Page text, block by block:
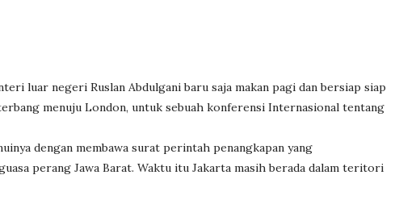
luar negeri Ruslan Abdulgani baru saja makan pagi dan bersiap siap
menuju London, untuk sebuah konferensi Internasional tentang
dengan membawa surat perintah penangkapan yang
perang Jawa Barat. Waktu itu Jakarta masih berada dalam teritori